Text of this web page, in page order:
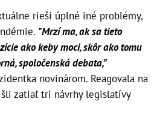
rieši úplné iné problémy,
"Mrzí ma, ak sa tieto
ako keby moci, skôr ako tomu
spoločenská debata,"
novinárom. Reagovala na
zatiaľ tri návrhy legislatívy